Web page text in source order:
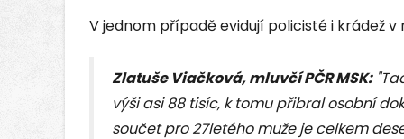
V jednom případě evidují policisté i krádež v
Zlatuše Viačková, mluvčí PČR MSK:
výši asi 88 tisíc, k tomu přibral osobní
součet pro 27letého muže je celkem